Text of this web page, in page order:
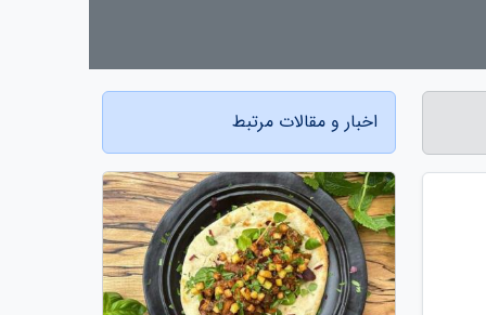
اخبار و مقالات مرتبط